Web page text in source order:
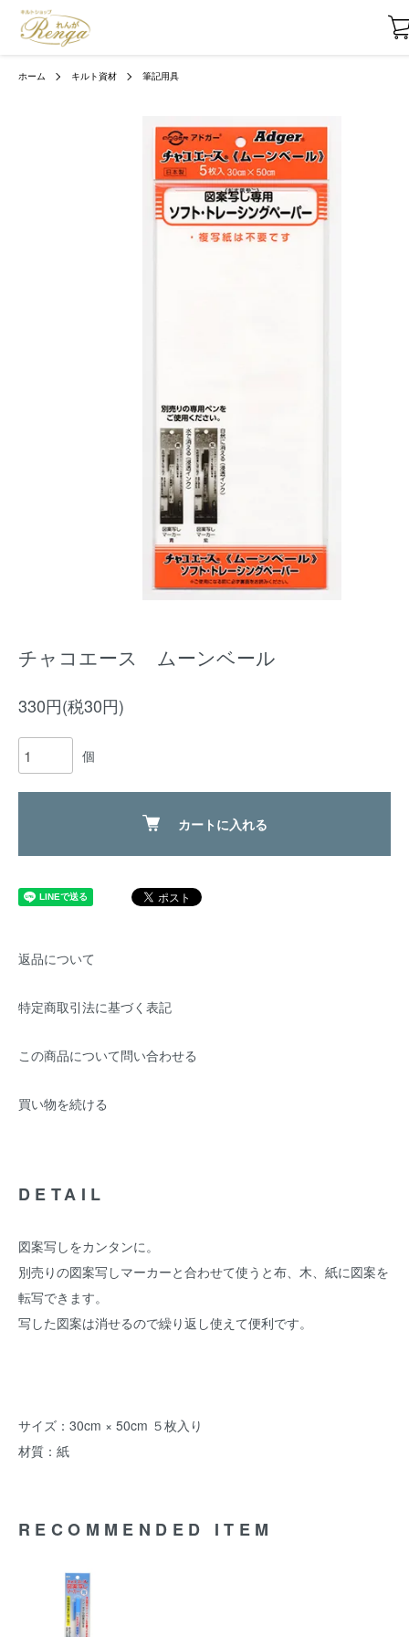
ホーム キルト資材 筆記用具
チャコエース ムーンベール
330円(税30円)
個
カートに入れる
返品について
特定商取引法に基づく表記
この商品について問い合わせる
買い物を続ける
DETAIL
図案写しをカンタンに。
別売りの図案写しマーカーと合わせて使うと布、木、紙に図案を
転写できます。
写した図案は消せるので繰り返し使えて便利です。
サイズ：30cm × 50cm ５枚入り
材質：紙
RECOMMENDED ITEM